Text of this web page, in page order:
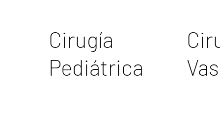
Cirugía
Pediátrica